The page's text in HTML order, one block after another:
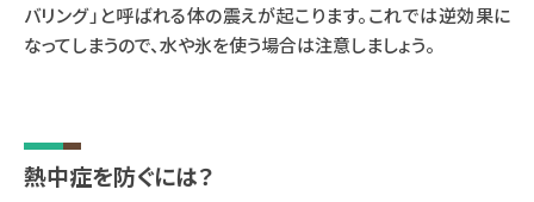
バリング」と呼ばれる体の震えが起こります。これでは逆効果に
なってしまうので、水や氷を使う場合は注意しましょう。
熱中症を防ぐには？